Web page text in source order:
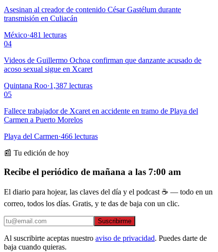
Asesinan al creador de contenido César Gastélum durante
transmisión en Culiacán
México·481 lecturas
04
Videos de Guillermo Ochoa confirman que danzante acusado de
acoso sexual sigue en Xcaret
Quintana Roo·1,387 lecturas
05
Fallece trabajador de Xcaret en accidente en tramo de Playa del
Carmen a Puerto Morelos
Playa del Carmen·466 lecturas
📰 Tu edición de hoy
Recibe el periódico de mañana a las 7:00 am
El diario para hojear, las claves del día y el podcast ☕ — todo en un
correo, todos los días. Gratis, y te das de baja con un clic.
Suscribirme
Al suscribirte aceptas nuestro aviso de privacidad. Puedes darte de
baja cuando quieras.